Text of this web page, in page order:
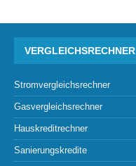
VERGLEICHSRECHNER
Stromvergleichsrechner
Gasvergleichsrechner
Hauskreditrechner
Sanierungskredite